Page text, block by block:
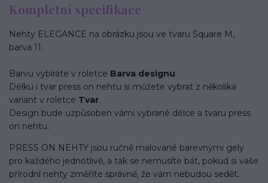
Kompletní specifikace
Nehty ELEGANCE na obrázku jsou ve tvaru Square M,
barva 11.
Barvu vybíráte v roletce Barva designu.
Délku i tvar press on nehtu si můžete vybrat z několika
variant v roletce Tvar.
Design bude uzpůsoben vámi vybrané délce a tvaru press
on nehtu.
PRESS ON NEHTY jsou ručně malované barevnými gely
pro každého jednotlivě, a tak se nemusíte bát, pokud si vaše
přírodní nehty změříte správně, že vám nebudou sedět.